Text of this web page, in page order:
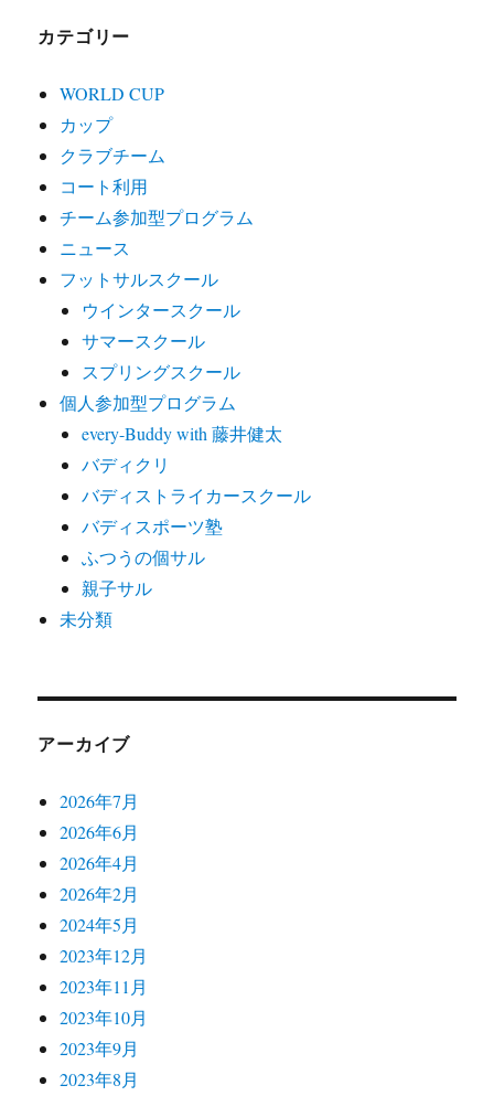
カテゴリー
WORLD CUP
カップ
クラブチーム
コート利用
チーム参加型プログラム
ニュース
フットサルスクール
ウインタースクール
サマースクール
スプリングスクール
個人参加型プログラム
every-Buddy with 藤井健太
バディクリ
バディストライカースクール
バディスポーツ塾
ふつうの個サル
親子サル
未分類
アーカイブ
2026年7月
2026年6月
2026年4月
2026年2月
2024年5月
2023年12月
2023年11月
2023年10月
2023年9月
2023年8月